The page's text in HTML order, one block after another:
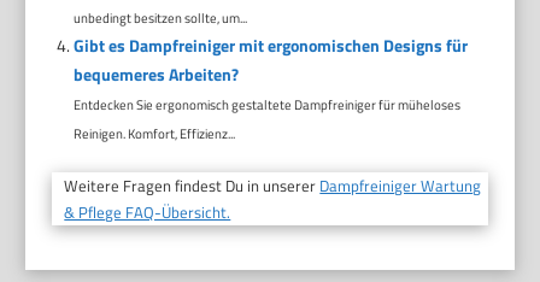
unbedingt besitzen sollte, um...
Gibt es Dampfreiniger mit ergonomischen Designs für
bequemeres Arbeiten?
Entdecken Sie ergonomisch gestaltete Dampfreiniger für müheloses
Reinigen. Komfort, Effizienz...
Weitere Fragen findest Du in unserer Dampfreiniger Wartung
& Pflege FAQ-Übersicht.